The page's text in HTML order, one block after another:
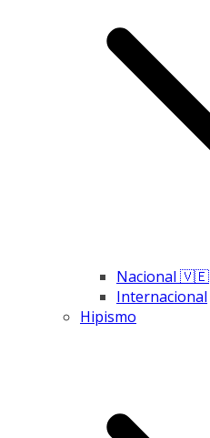
Nacional 🇻🇪
Internacional
Hipismo